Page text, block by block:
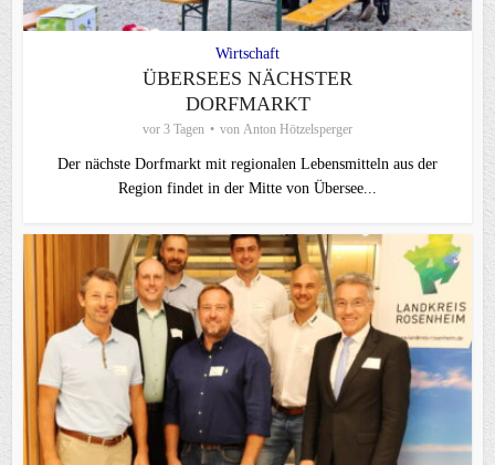
Wirtschaft
ÜBERSEES NÄCHSTER
DORFMARKT
vor 3 Tagen von Anton Hötzelsperger
Der nächste Dorfmarkt mit regionalen Lebensmitteln aus der
Region findet in der Mitte von Übersee...